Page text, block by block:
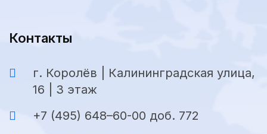
Контакты
г. Королёв | Калининградская улица,
16 | 3 этаж
+7 (495) 648–60-00 доб. 772